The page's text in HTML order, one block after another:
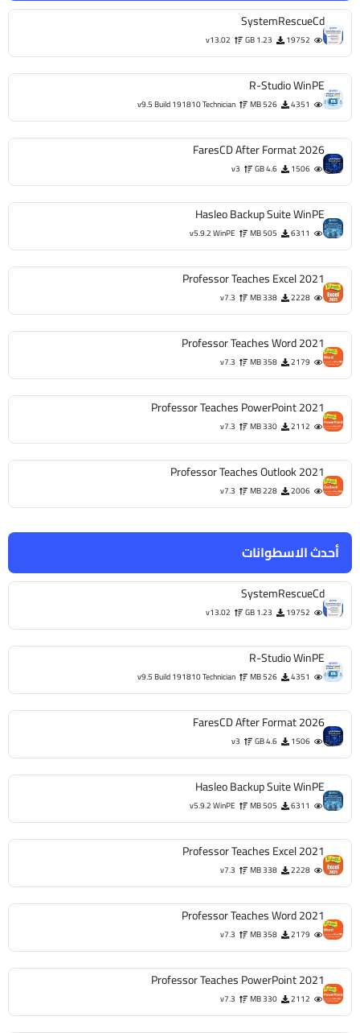
أحدث الاسطوانات
SystemRescueCd
19752
1.23 GB
v13.02
R-Studio WinPE
4351
526 MB
v9.5 Build 191810 Technician
FaresCD After Format 2026
1506
4.6 GB
v3
Hasleo Backup Suite WinPE
6311
505 MB
v5.9.2 WinPE
Professor Teaches Excel 2021
2228
338 MB
v7.3
Professor Teaches Word 2021
2179
358 MB
v7.3
Professor Teaches PowerPoint 2021
2112
330 MB
v7.3
SystemRescueCd
19752
1.23 GB
v13.02
R-Studio WinPE
4351
526 MB
v9.5 Build 191810 Technician
FaresCD After Format 2026
1506
4.6 GB
v3
Hasleo Backup Suite WinPE
6311
505 MB
v5.9.2 WinPE
Professor Teaches Excel 2021
2228
338 MB
v7.3
Professor Teaches Word 2021
2179
358 MB
v7.3
Professor Teaches PowerPoint 2021
2112
330 MB
v7.3
Professor Teaches Outlook 2021
2006
228 MB
v7.3